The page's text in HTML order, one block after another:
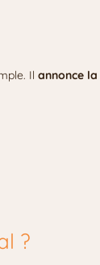
Il annonce la
?